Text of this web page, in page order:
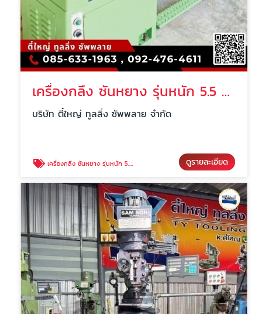
เครื่องกลึง ซันหยาง รุ่นหนัก 5.5 ฟุต นครปฐม
บริษัท ตี๋ใหญ่ ทูลลิ่ง ซัพพลาย จำกัด
เครื่องกลึง ซันหยาง รุ่นหนัก 5.5 ฟุต นครปฐม ดูรายละเอียด